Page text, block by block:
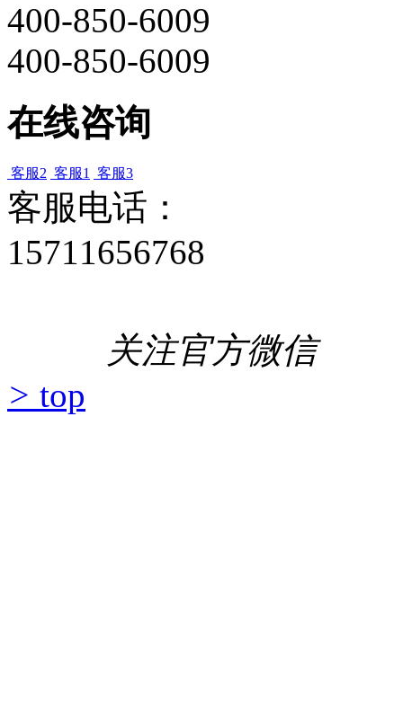
400-850-6009
400-850-6009
在线咨询
客服2 客服1 客服3
客服电话：
15711656768
关注官方微信
> top